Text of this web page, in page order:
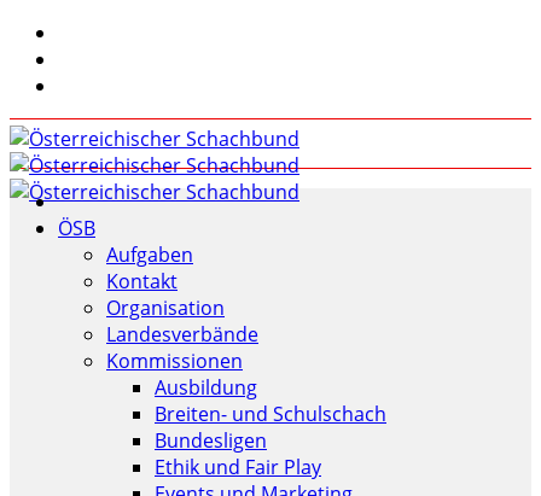
ÖSB
Aufgaben
Kontakt
Organisation
Landesverbände
Kommissionen
Ausbildung
Breiten- und Schulschach
Bundesligen
Ethik und Fair Play